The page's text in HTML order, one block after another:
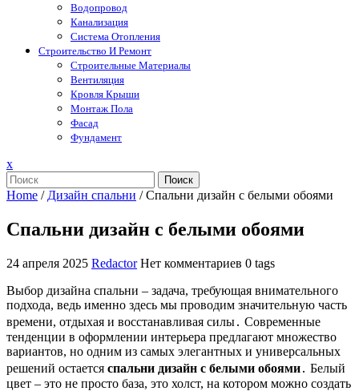
Водопровод
Канализация
Система Отопления
Строительство И Ремонт
Строительные Материалы
Вентиляция
Кровля Крыши
Монтаж Пола
Фасад
Фундамент
xЗакрыть
меню
Поиск
Home / Дизайн спальни /Спальни дизайн с белыми обоями
Спальни дизайн с белыми обоями
24 апреля 2025 Redactor Нет комментариев 0 tags
Выбор дизайна спальни – задача, требующая внимательного
подхода, ведь именно здесь мы проводим значительную часть
времени, отдыхая и восстанавливая силы․ Современные
тенденции в оформлении интерьера предлагают множество
вариантов, но одним из самых элегантных и универсальных
решений остается спальни дизайн с белыми обоями․ Белый
цвет – это не просто база, это холст, на котором можно создать